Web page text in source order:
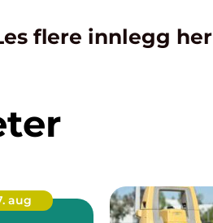
flere innlegg her
aug